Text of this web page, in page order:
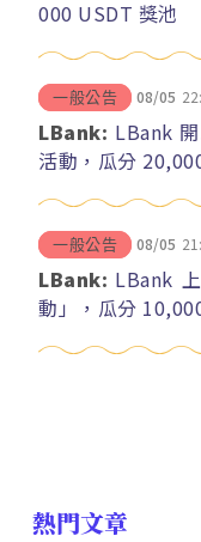
000 USDT 獎池
一般公告 08/05
LBank: LBank
活動，瓜分
一般公告 08/05
LBank: LBank
動」，瓜分
熱門文章